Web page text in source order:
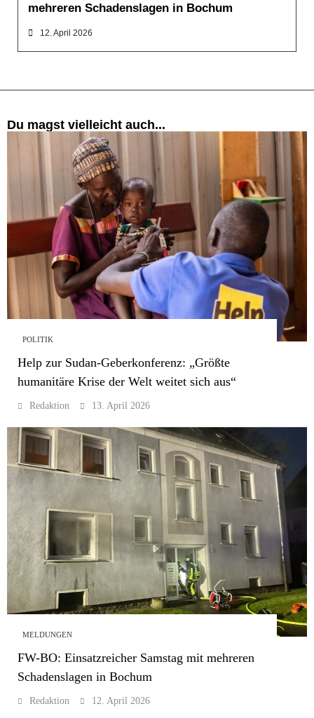
mehreren Schadenslagen in Bochum
12. April 2026
Du magst vielleicht auch...
POLITIK
Help zur Sudan-Geberkonferenz: „Größte
humanitäre Krise der Welt weitet sich aus“
Redaktion 13. April 2026
MELDUNGEN
FW-BO: Einsatzreicher Samstag mit mehreren
Schadenslagen in Bochum
Redaktion 12. April 2026